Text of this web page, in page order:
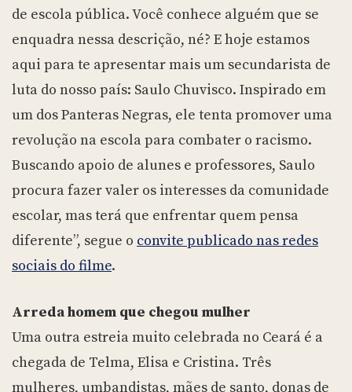
de escola pública. Você conhece alguém que se
enquadra nessa descrição, né? E hoje estamos
aqui para te apresentar mais um secundarista de
luta do nosso país: Saulo Chuvisco. Inspirado em
um dos Panteras Negras, ele tenta promover uma
revolução na escola para combater o racismo.
Buscando apoio de alunes e professores, Saulo
procura fazer valer os interesses da comunidade
escolar, mas terá que enfrentar quem pensa
diferente”, segue o convite publicado nas redes
sociais do filme.
Arreda homem que chegou mulher
Uma outra estreia muito celebrada no Ceará é a
chegada de Telma, Elisa e Cristina. Três
mulheres, umbandistas, mães de santo, donas de